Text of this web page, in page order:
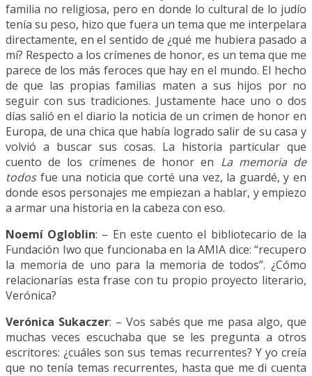
familia no religiosa, pero en donde lo cultural de lo judío
tenía su peso, hizo que fuera un tema que me interpelara
directamente, en el sentido de ¿qué me hubiera pasado a
mí? Respecto a los crímenes de honor, es un tema que me
parece de los más feroces que hay en el mundo. El hecho
de que las propias familias maten a sus hijos por no
seguir con sus tradiciones. Justamente hace uno o dos
días salió en el diario la noticia de un crimen de honor en
Europa, de una chica que había logrado salir de su casa y
volvió a buscar sus cosas. La historia particular que
cuento de los crímenes de honor en La memoria de
todosfue una noticia que corté una vez, la guardé, y en
donde esos personajes me empiezan a hablar, y empiezo
a armar una historia en la cabeza con eso.
Noemí Ogloblin: – En este cuento el bibliotecario de la
Fundación Iwo que funcionaba en la AMIA dice: “recupero
la memoria de uno para la memoria de todos”. ¿Cómo
relacionarías esta frase con tu propio proyecto literario,
Verónica?
Verónica Sukaczer: – Vos sabés que me pasa algo, que
muchas veces escuchaba que se les pregunta a otros
escritores: ¿cuáles son sus temas recurrentes? Y yo creía
que no tenía temas recurrentes, hasta que me di cuenta